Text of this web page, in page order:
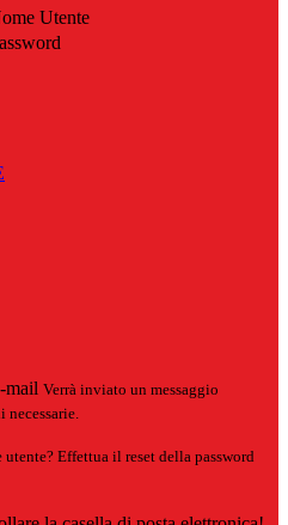
Utente
mail Verrà inviato un messaggio
Effettua il reset della password